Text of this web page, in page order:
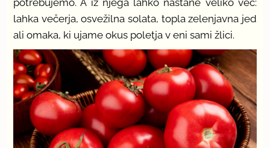
lahka večerja, osvežilna solata, topla zelenjavna jed
ali omaka, ki ujame okus poletja v eni sami žlici.